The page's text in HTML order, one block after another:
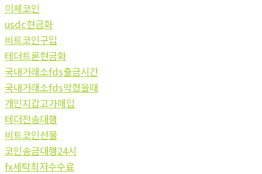
이체코인
usdc현금화
비트코인구입
테더트론현금화
국내거래소fds출금시간
국내거래소fds막혔을때
개인지갑고가매입
테더전송대행
비트코인선물
코인송금대행24시
fx세탁최저수수료